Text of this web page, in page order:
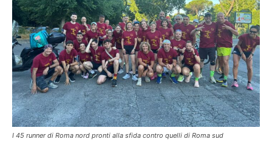
I 45 runner di Roma nord pronti alla sfida contro quelli di Roma sud